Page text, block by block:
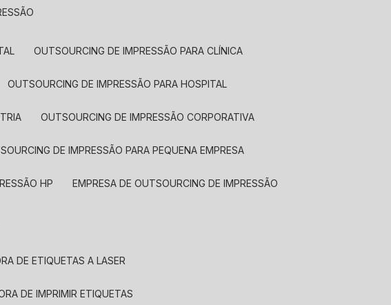
OUTSOURCING DE IMPRESSÃO PARA CLÍNICA
OUTSOURCING DE IMPRESSÃO PARA HOSPITAL
OUTSOURCING DE IMPRESSÃO CORPORATIVA
DE IMPRESSÃO PARA PEQUENA EMPRESA
HP EMPRESA DE OUTSOURCING DE IMPRESSÃO
DE ETIQUETAS A LASER
DE IMPRIMIR ETIQUETAS